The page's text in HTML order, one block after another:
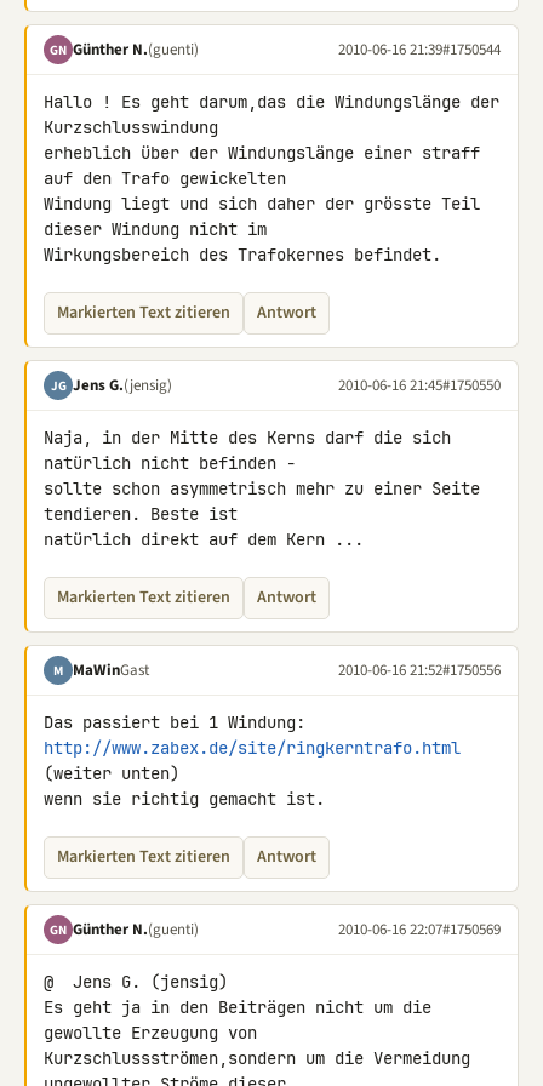
GN Günther N.(guenti) 2010-06-16 21:39#1750544
Hallo ! Es geht darum,das die Windungslänge der
Kurzschlusswindung
erheblich über der Windungslänge einer straff
auf den Trafo gewickelten
Windung liegt und sich daher der grösste Teil
dieser Windung nicht im
Wirkungsbereich des Trafokernes befindet.
Markierten Text zitieren Antwort
JG Jens G.(jensig) 2010-06-16 21:45#1750550
Naja, in der Mitte des Kerns darf die sich
natürlich nicht befinden -
sollte schon asymmetrisch mehr zu einer Seite
tendieren. Beste ist
natürlich direkt auf dem Kern ...
Markierten Text zitieren Antwort
M MaWinGast 2010-06-16 21:52#1750556
http://www.zabex.de/site/ringkerntrafo.html
(weiter unten)
wenn sie richtig gemacht ist.
Markierten Text zitieren Antwort
GN Günther N.(guenti) 2010-06-16 22:07#1750569
@  Jens G. (jensig)
Es geht ja in den Beiträgen nicht um die
gewollte Erzeugung von
Kurzschlussströmen,sondern um die Vermeidung